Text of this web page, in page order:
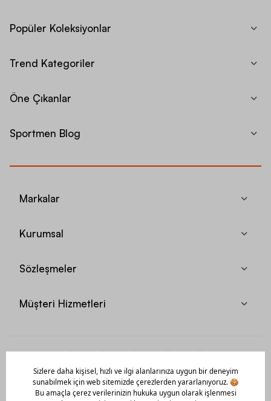
Popüler Koleksiyonlar
Trend Kategoriler
Öne Çıkanlar
Sportmen Blog
Markalar
Kurumsal
Sözleşmeler
Müşteri Hizmetleri